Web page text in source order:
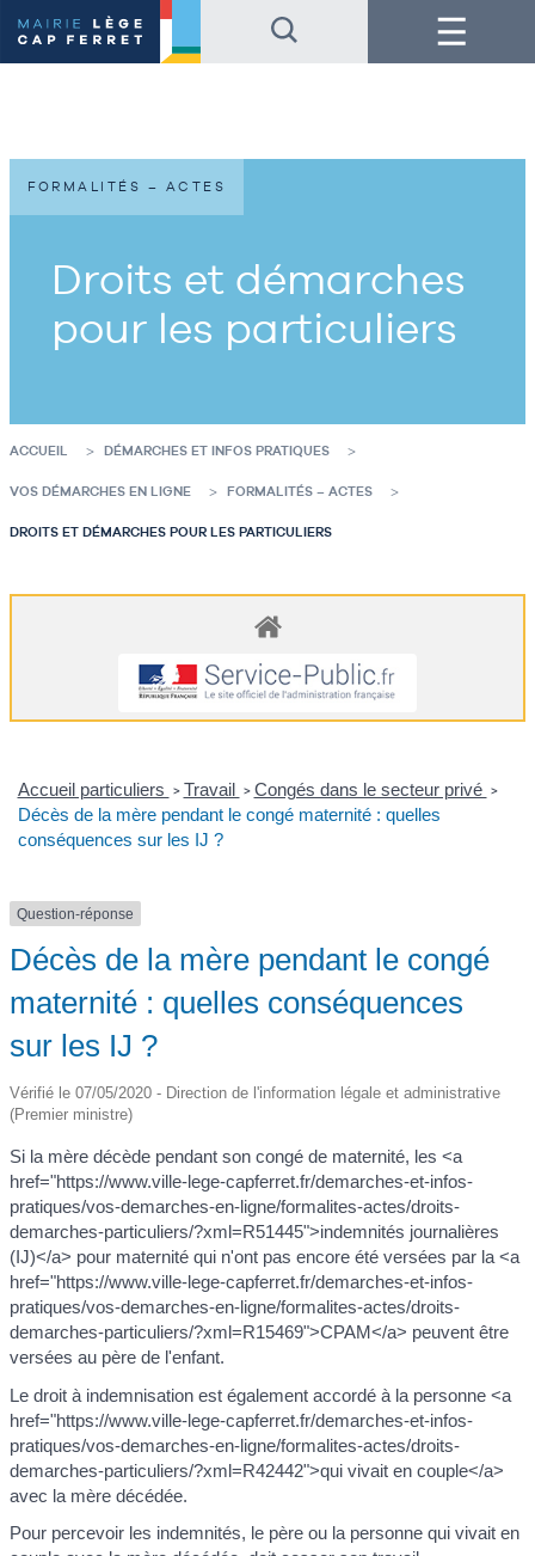
au
contenu
de
au
pied
de
Menu
Droits et démarches
pour les particuliers
FORMALITÉS – ACTES
ACCUEIL DÉMARCHES ET INFOS PRATIQUES
VOS DÉMARCHES EN LIGNE FORMALITÉS – ACTES
DROITS ET DÉMARCHES POUR LES PARTICULIERS
Accueil particuliers > Travail > Congés dans le secteur privé >
Décès de la mère pendant le congé maternité : quelles
conséquences sur les IJ ?
Question-réponse
Décès de la mère pendant le congé
maternité : quelles conséquences
sur les IJ ?
Vérifié le 07/05/2020 - Direction de l'information légale et administrative
(Premier ministre)
Si la mère décède pendant son congé de maternité, les <a
href="https://www.ville-lege-capferret.fr/demarches-et-infos-
pratiques/vos-demarches-en-ligne/formalites-actes/droits-
demarches-particuliers/?xml=R51445">indemnités journalières
(IJ)</a> pour maternité qui n'ont pas encore été versées par la <a
href="https://www.ville-lege-capferret.fr/demarches-et-infos-
pratiques/vos-demarches-en-ligne/formalites-actes/droits-
demarches-particuliers/?xml=R15469">CPAM</a> peuvent être
versées au père de l'enfant.
Le droit à indemnisation est également accordé à la personne <a
href="https://www.ville-lege-capferret.fr/demarches-et-infos-
pratiques/vos-demarches-en-ligne/formalites-actes/droits-
demarches-particuliers/?xml=R42442">qui vivait en couple</a>
avec la mère décédée.
Pour percevoir les indemnités, le père ou la personne qui vivait en